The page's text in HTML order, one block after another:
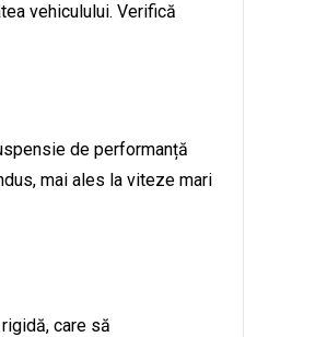
vehiculului. Verifică
de performanță
mai ales la viteze mari
care să